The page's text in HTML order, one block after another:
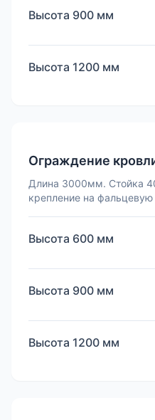
Высота 900 мм
Высота 1200 мм
Ограждение
Длина 3000мм. Стойка
крепление на
Высота 600 мм
Высота 900 мм
Высота 1200 мм